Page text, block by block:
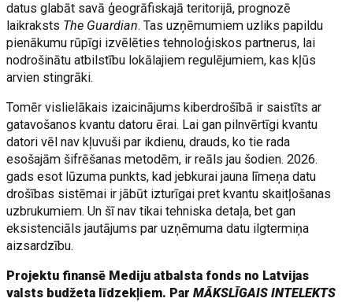
datus glabāt savā ģeogrāfiskajā teritorijā, prognozē
laikraksts The Guardian. Tas uzņēmumiem uzliks papildu
pienākumu rūpīgi izvēlēties tehnoloģiskos partnerus, lai
nodrošinātu atbilstību lokālajiem regulējumiem, kas kļūs
arvien stingrāki.
Tomēr vislielākais izaicinājums kiberdrošībā ir saistīts ar
gatavošanos kvantu datoru ērai. Lai gan pilnvērtīgi kvantu
datori vēl nav kļuvuši par ikdienu, drauds, ko tie rada
esošajām šifrēšanas metodēm, ir reāls jau šodien. 2026.
gads esot lūzuma punkts, kad jebkurai jauna līmeņa datu
drošības sistēmai ir jābūt izturīgai pret kvantu skaitļošanas
uzbrukumiem. Un šī nav tikai tehniska detaļa, bet gan
eksistenciāls jautājums par uzņēmuma datu ilgtermiņa
aizsardzību.
Projektu finansē Mediju atbalsta fonds no Latvijas
valsts budžeta līdzekļiem. ParMĀKSLĪGAIS INTELEKTS